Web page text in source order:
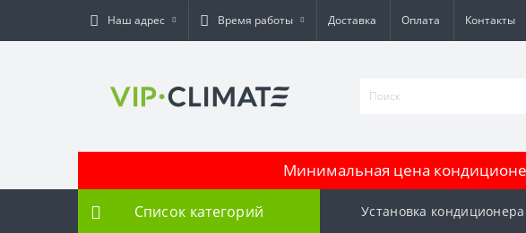
Наш адрес Время работы Доставка Оплата Контакты
Минимальная цена
Список категорий Установка кондиционера